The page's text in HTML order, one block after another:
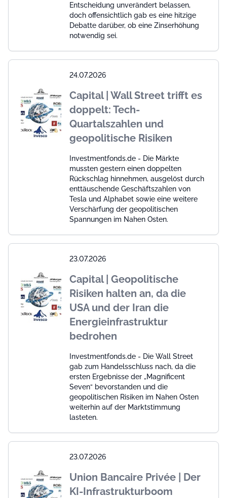
Entscheidung unverändert belassen,
doch offensichtlich gab es eine hitzige
Debatte darüber, ob eine Zinserhöhung
notwendig sei.
24.07.2026
Capital | Wall Street trifft es
doppelt: Tech-
Quartalszahlen und
geopolitische Risiken
Investmentfonds.de - Die Märkte
mussten gestern einen doppelten
Rückschlag hinnehmen, ausgelöst durch
enttäuschende Geschäftszahlen von
Tesla und Alphabet sowie eine weitere
Verschärfung der geopolitischen
Spannungen im Nahen Osten.
23.07.2026
Capital | Geopolitische
Risiken halten an, da die
USA und der Iran die
Energieinfrastruktur
bedrohen
Investmentfonds.de - Die Wall Street
gab zum Handelsschluss nach, da die
ersten Ergebnisse der „Magnificent
Seven“ bevorstanden und die
geopolitischen Risiken im Nahen Osten
weiterhin auf der Marktstimmung
lasteten.
23.07.2026
Union Bancaire Privée | Der
KI-Infrastrukturboom